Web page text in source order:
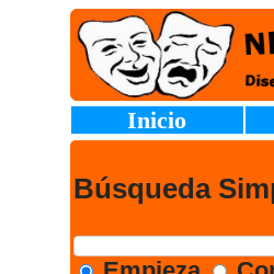
Inicio
Búsqueda